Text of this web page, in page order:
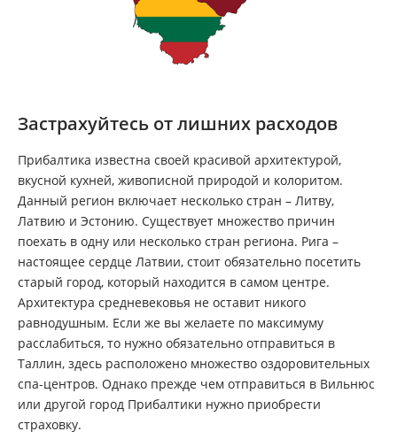
Застрахуйтесь от лишних расходов
Прибалтика известна своей красивой архитектурой,
вкусной кухней, живописной природой и колоритом.
Данный регион включает несколько стран – Литву,
Латвию и Эстонию. Существует множество причин
поехать в одну или несколько стран региона. Рига –
настоящее сердце Латвии, стоит обязательно посетить
старый город, который находится в самом центре.
Архитектура средневековья не оставит никого
равнодушным. Если же вы желаете по максимуму
расслабиться, то нужно обязательно отправиться в
Таллин, здесь расположено множество оздоровительных
спа-центров. Однако прежде чем отправиться в Вильнюс
или другой город Прибалтики нужно приобрести
страховку.